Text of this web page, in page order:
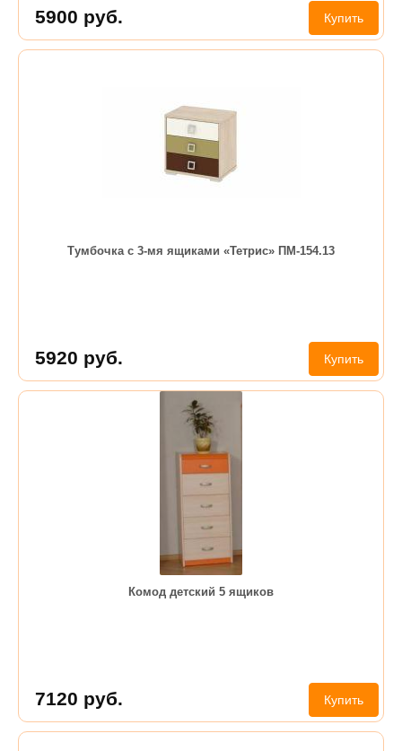
5900 руб. Купить
Тумбочка с 3-мя ящиками «Тетрис» ПМ-154.13
5920 руб. Купить
Комод детский 5 ящиков
7120 руб. Купить